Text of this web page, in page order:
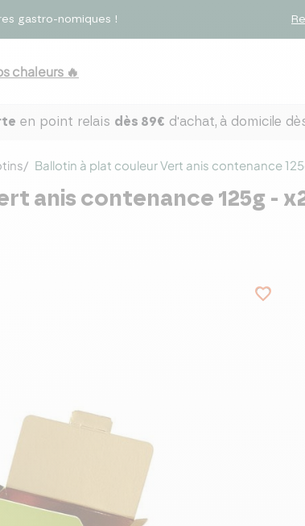
gastro-nomiques !
chaleurs 🔥
en point relais dès 89€ d'achat, à domicile
Ballotin à plat couleur Vert anis contenance
anis contenance 125g -
favorite_border